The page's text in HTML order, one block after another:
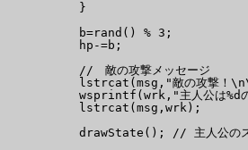
          }
          b=rand() % 3;
          hp-=b;
          //　敵の攻撃メッセージ
lstrcat(msg,"敵の攻撃！
wsprintf(wrk,"主人公は%d
          lstrcat(msg,wrk);
drawState(); // 主人公のス